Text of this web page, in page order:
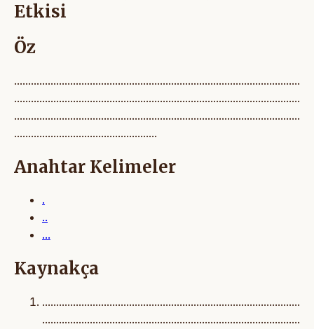
Etkisi
Öz
......................................................................................................
......................................................................................................
......................................................................................................
...................................................
Anahtar Kelimeler
.
..
...
Kaynakça
............................................................................................
............................................................................................